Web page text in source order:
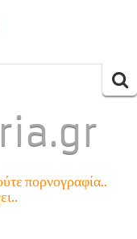
πορνογραφία..